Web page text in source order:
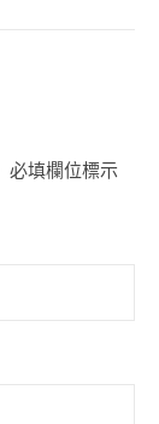
必填欄位標示